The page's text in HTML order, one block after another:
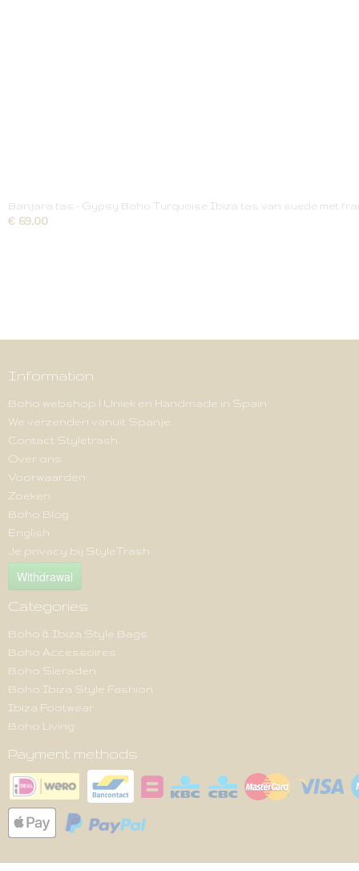
Banjara tas - Gypsy Boho Turquoise Ibiza tas van suede met
€ 69,00
Information
Boho webshop | Uniek en Handmade in Spain
We verzenden vanuit Spanje
Contact Styletrash
Over ons
Voorwaarden
Zoeken
Boho Blog
English
Je privacy bij StyleTrash
Withdrawal
Categories
Boho & Ibiza Style Bags
Boho Accessoires
Boho Sieraden
Boho Ibiza Style Fashion
Ibiza Footwear
Boho Living
Payment methods